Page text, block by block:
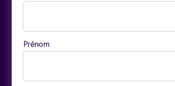
Prénom